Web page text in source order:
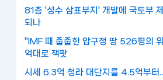
81층 '성수 삼표부지' 개발에 국토부
되나
"IMF 때 줍줍한 압구정 땅 526평의
억대로 잭팟
시세 6.3억 청라 대단지를 4.5억부터